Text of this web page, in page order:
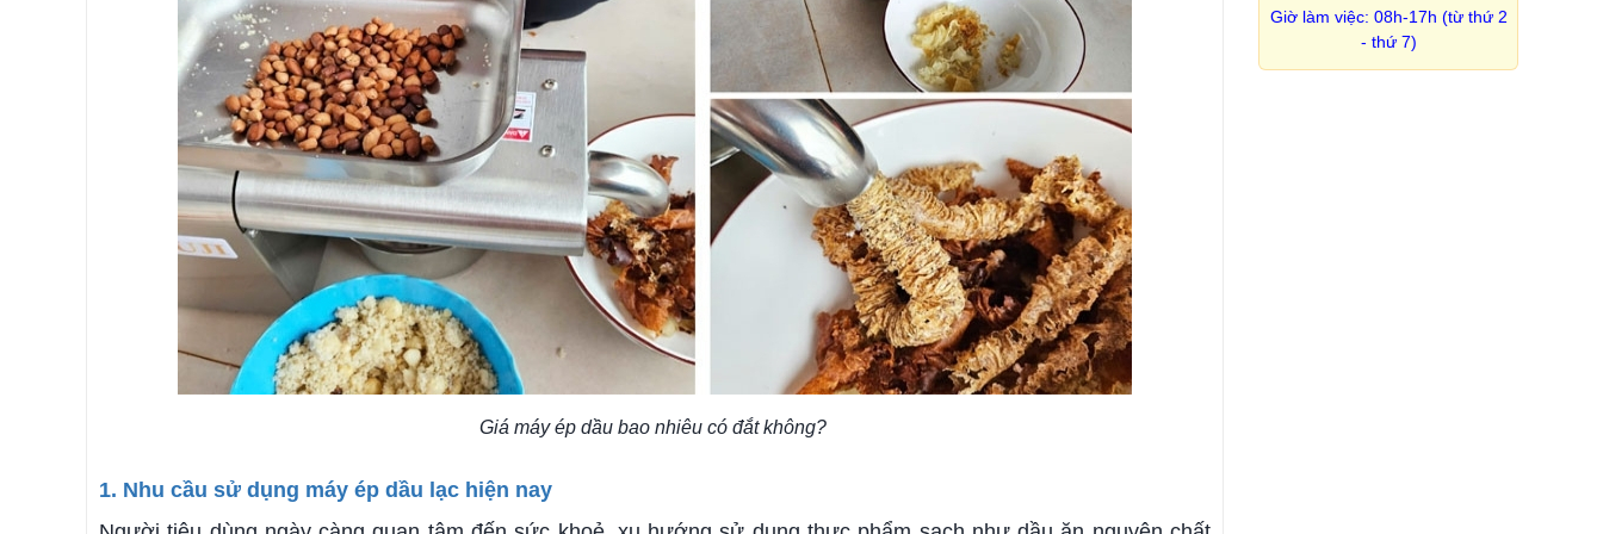
Giờ làm việc: 08h-17h (từ thứ 2
- thứ 7)
Giá máy ép dầu bao nhiêu có đắt không?
1. Nhu cầu sử dụng máy ép dầu lạc hiện nay